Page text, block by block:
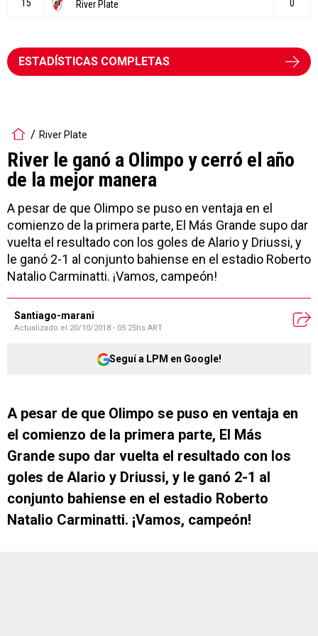
ESTADÍSTICAS COMPLETAS
River Plate
River le ganó a Olimpo y cerró el año
de la mejor manera
A pesar de que Olimpo se puso en ventaja en el
comienzo de la primera parte, El Más Grande supo dar
vuelta el resultado con los goles de Alario y Driussi, y
le ganó 2-1 al conjunto bahiense en el estadio Roberto
Natalio Carminatti. ¡Vamos, campeón!
Santiago-marani
Actualizado el 20/10/2018 - 05:25hs ART
Seguí a LPM en Google!
A pesar de que Olimpo se puso en ventaja en
el comienzo de la primera parte, El Más
Grande supo dar vuelta el resultado con los
goles de Alario y Driussi, y le ganó 2-1 al
conjunto bahiense en el estadio Roberto
Natalio Carminatti. ¡Vamos, campeón!